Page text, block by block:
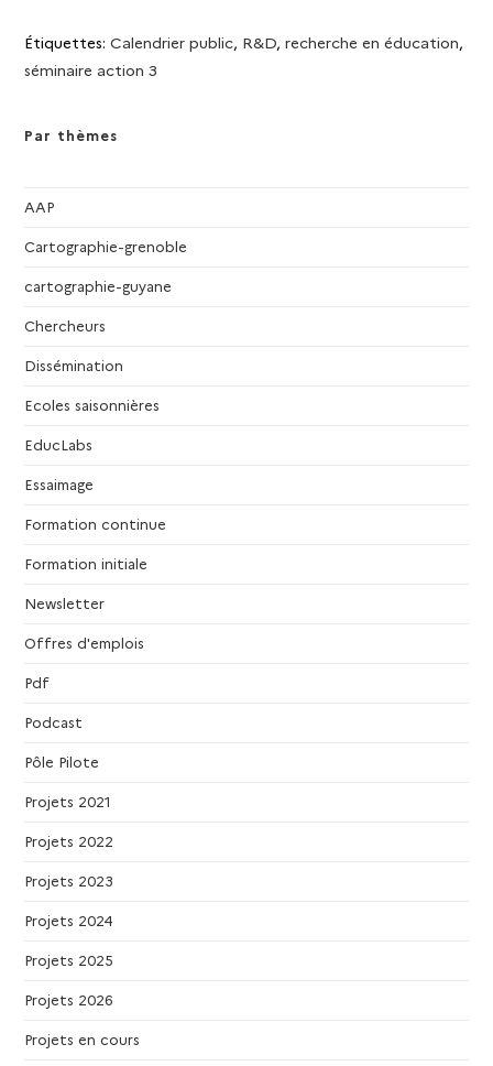
s
s
Étiquettes:Calendrier public, R&D, recherche en éducation,
séminaire action 3
Par thèmes
AAP
Cartographie-grenoble
cartographie-guyane
Chercheurs
Dissémination
Ecoles saisonnières
EducLabs
Essaimage
Formation continue
Formation initiale
Newsletter
Offres d'emplois
Pdf
Podcast
Pôle Pilote
Projets 2021
Projets 2022
Projets 2023
Projets 2024
Projets 2025
Projets 2026
Projets en cours